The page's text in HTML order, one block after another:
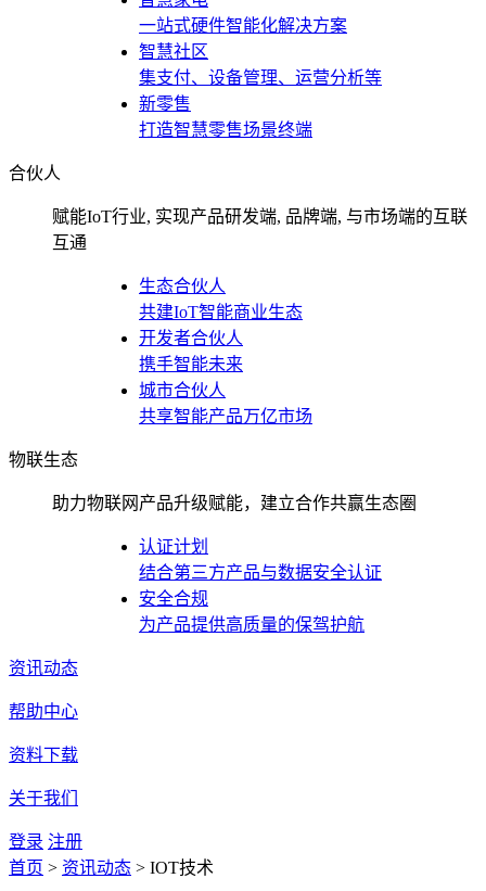
一站式硬件智能化解决方案
智慧社区
集支付、设备管理、运营分析等
新零售
打造智慧零售场景终端
合伙人
赋能IoT行业, 实现产品研发端, 品牌端, 与市场端的互联
互通
生态合伙人
共建IoT智能商业生态
开发者合伙人
携手智能未来
城市合伙人
共享智能产品万亿市场
物联生态
助力物联网产品升级赋能，建立合作共赢生态圈
认证计划
结合第三方产品与数据安全认证
安全合规
为产品提供高质量的保驾护航
资讯动态
帮助中心
资料下载
关于我们
登录 注册
首页 > 资讯动态 > IOT技术